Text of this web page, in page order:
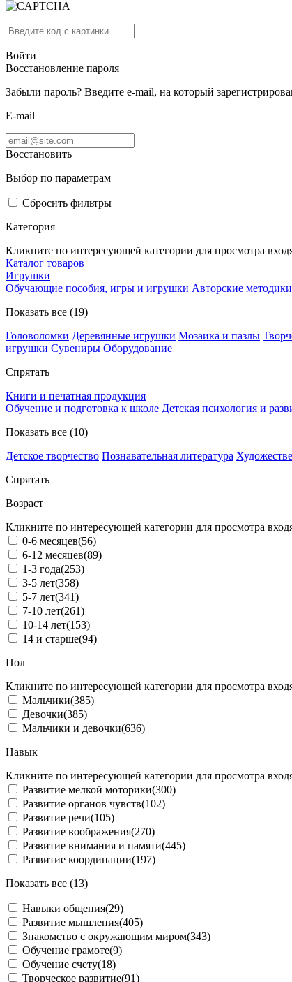
Войти
Восстановление пароля
Забыли пароль? Введите e-mail, на который
E-mail
Восстановить
Выбор по параметрам
Сбросить фильтры
Категория
Кликните по интересующей категории для просмотра
Каталог товаров
Игрушки
Обучающие пособия, игры и игрушки Авторские
Показать все (19)
Головоломки Деревянные игрушки Мозаика и пазлы
игрушки Сувениры Оборудование
Спрятать
Книги и печатная продукция
Обучение и подготовка к школе Детская психология и
Показать все (10)
Детское творчество Познавательная литература
Спрятать
Возраст
Кликните по интересующей категории для просмотра
0-6 месяцев(56)
6-12 месяцев(89)
1-3 года(253)
3-5 лет(358)
5-7 лет(341)
7-10 лет(261)
10-14 лет(153)
14 и старше(94)
Пол
Кликните по интересующей категории для просмотра
Мальчики(385)
Девочки(385)
Мальчики и девочки(636)
Навык
Кликните по интересующей категории для просмотра
Развитие мелкой моторики(300)
Развитие органов чувств(102)
Развитие речи(105)
Развитие воображения(270)
Развитие внимания и памяти(445)
Развитие координации(197)
Показать все (13)
Навыки общения(29)
Развитие мышления(405)
Знакомство с окружающим миром(343)
Обучение грамоте(9)
Обучение счету(18)
Творческое развитие(91)